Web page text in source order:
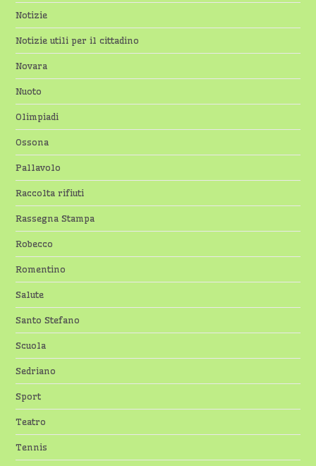
Notizie
Notizie utili per il cittadino
Novara
Nuoto
Olimpiadi
Ossona
Pallavolo
Raccolta rifiuti
Rassegna Stampa
Robecco
Romentino
Salute
Santo Stefano
Scuola
Sedriano
Sport
Teatro
Tennis